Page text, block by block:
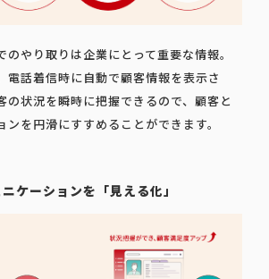
やり取りは企業にとって重要な情報。
電話着信時に自動で顧客情報を表示さ
の状況を瞬時に把握できるので、顧客と
ンを円滑にすすめることができます。
ケーションを「見える化」